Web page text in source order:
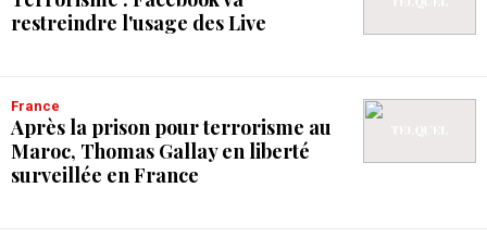
restreindre l'usage des Live
France
Après la prison pour terrorisme au
Maroc, Thomas Gallay en liberté
surveillée en France